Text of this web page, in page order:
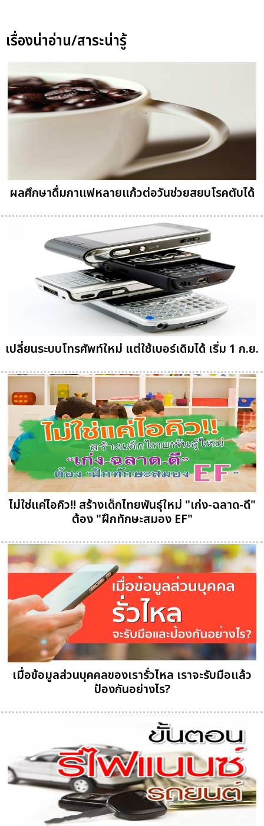
เรื่องน่าอ่าน/สาระน่ารู้
ผลศึกษาดื่มกาแฟหลายแก้วต่อวันช่วยสยบโรคตับได้
เปลี่ยนระบบโทรศัพท์ใหม่ แต่ใช้เบอร์เดิมได้ เริ่ม 1 ก.ย.
ไม่ใช่แค่ไอคิว!! สร้างเด็กไทยพันธุ์ใหม่ "เก่ง-ฉลาด-ดี"
ต้อง "ฝึกทักษะสมอง EF"
เมื่อข้อมูลส่วนบุคคลของเรารั่วไหล เราจะรับมือแล้ว
ป้องกันอย่างไร?